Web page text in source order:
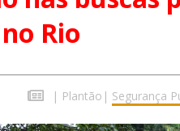
Rio
| Plantão | Segurança